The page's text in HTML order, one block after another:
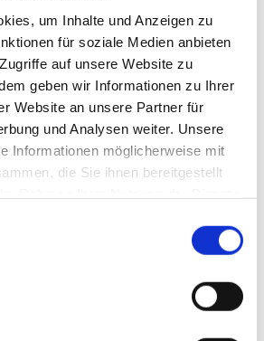
um Inhalte und Anzeigen zu
für soziale Medien anbieten
auf unsere Website zu
geben wir Informationen zu Ihrer
Website an unsere Partner für
und Analysen weiter. Unsere
Informationen möglicherweise mit
die Sie ihnen bereitgestellt
über jeweils rund 80 Sitzplätze. In den
und Reisebedarf erhältlich.
und Außenspielplätze stehen
„Sanifair“ sind ebenfalls wieder geöffnet.
das übliche Kraftstoffangebot sowie